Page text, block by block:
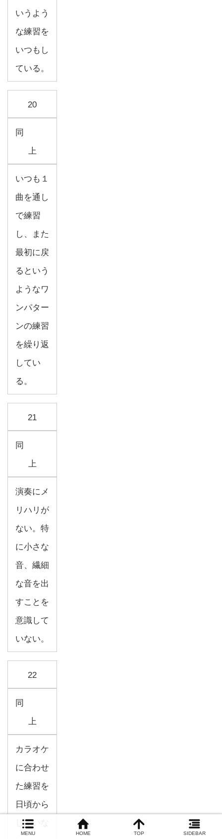
いうよう
な練習を
いつもし
ている。
20
同
上
いつも１
曲を通し
で練習
し、また
最初に戻
るという
ようなワ
ンパター
ンの練習
を繰り返
してい
る。
21
同
上
演奏にメ
リハリが
ない。特
に小さな
音、繊細
な音を出
すことを
意識して
いない。
22
同
上
カラオケ
に合わせ
た練習を
日頃から
していな
MENU HOME TOP SIDEBAR